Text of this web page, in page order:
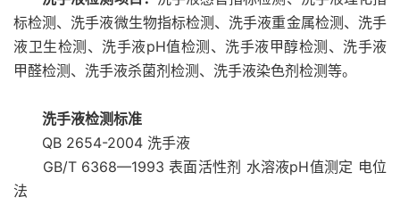
标检测、洗手液微生物指标检测、洗手液重金属检测、洗手
液卫生检测、洗手液pH值检测、洗手液甲醇检测、洗手液
甲醛检测、洗手液杀菌剂检测、洗手液染色剂检测等。
洗手液检测标准
QB 2654-2004 洗手液
GB/T 6368—1993 表面活性剂 水溶液pH值测定 电位
法